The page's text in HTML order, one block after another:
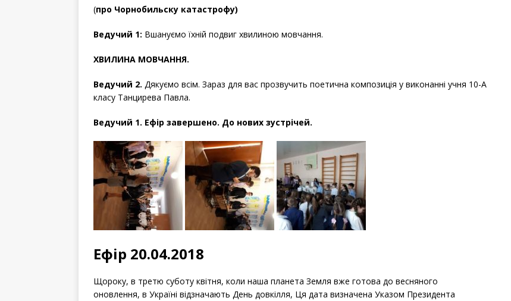
(про Чорнобильску катастрофу)
Ведучий 1: Вшануємо їхній подвиг хвилиною мовчання.
ХВИЛИНА МОВЧАННЯ.
Ведучий 2. Дякуємо всім. Зараз для вас прозвучить поетична композиція у виконанні учня 10-А
класу Танцирева Павла.
Ведучий 1. Ефір завершено. До нових зустрічей.
Ефір 20.04.2018
Щороку, в третю суботу квітня, коли наша планета Земля вже готова до весняного
оновлення, в Україні відзначають День довкілля, Ця дата визначена Указом Президента